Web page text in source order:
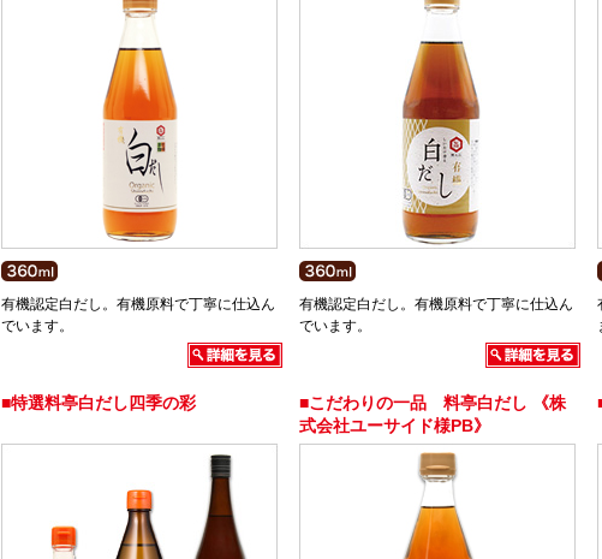
有機認定白だし。有機原料で丁寧に仕込ん
でいます。
有機認定白だし。有機原料で丁寧に仕込ん
でいます。
■特選料亭白だし四季の彩
■こだわりの一品 料亭白だし 《株
式会社ユーサイド様PB》